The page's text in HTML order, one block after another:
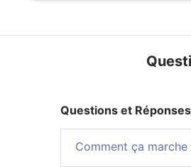
Questions et
Comment ça marche